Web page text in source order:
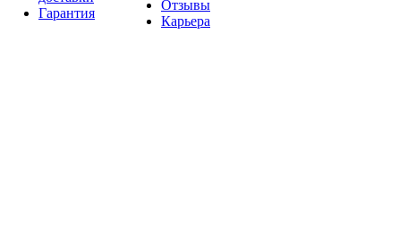
Гарантия
Отзывы
Карьера